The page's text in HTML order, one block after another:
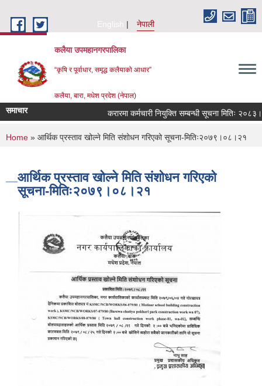
English
नेपाली
कलैया उपमहानगरपालिका
“कृषि र पूर्वाधार, समृद्ध कलैयाको आधार”
कलैया, बारा, मधेश प्रदेश (नेपाल)
समाचार करारमा कर्मचारी नियुक्ति सम्बन्धी सूचना मितिः
You are here
Home » आर्थिक प्रस्ताव खोल्ने मिति संशोधन गरिएको सूचना-मितिः२०७९।०८।२१
आर्थिक प्रस्ताव खोल्ने मिति संशोधन गरिएको
सूचना-मितिः२०७९।०८।२१